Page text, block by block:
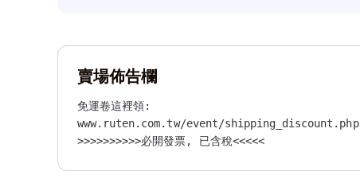
賣場佈告欄
免運卷這裡領:
www.ruten.com.tw/event/shipping_discount.php
>>>>>>>>>>必開發票, 已含稅<<<<<
如要報帳，訂單內留[統編]